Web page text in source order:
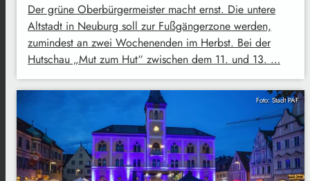
Der grüne Oberbürgermeister macht ernst. Die untere
Altstadt in Neuburg soll zur Fußgängerzone werden,
zumindest an zwei Wochenenden im Herbst. Bei der
Hutschau „Mut zum Hut“ zwischen dem 11. und 13. …
Foto: Stadt PAF